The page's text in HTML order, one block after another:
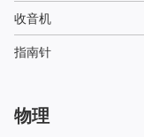
收音机
指南针
物理